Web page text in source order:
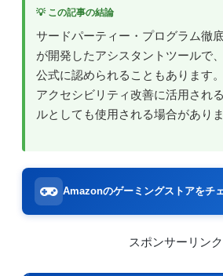
💡 この記事の結論
サードパーティー・プログラム徹
が開発したアシスタントツールで
公式に認められることもあります
アクセシビリティ改善に活用され
ルとしても使用される場合がありま
Amazonのゲーミングストアをチ
スポンサーリンク